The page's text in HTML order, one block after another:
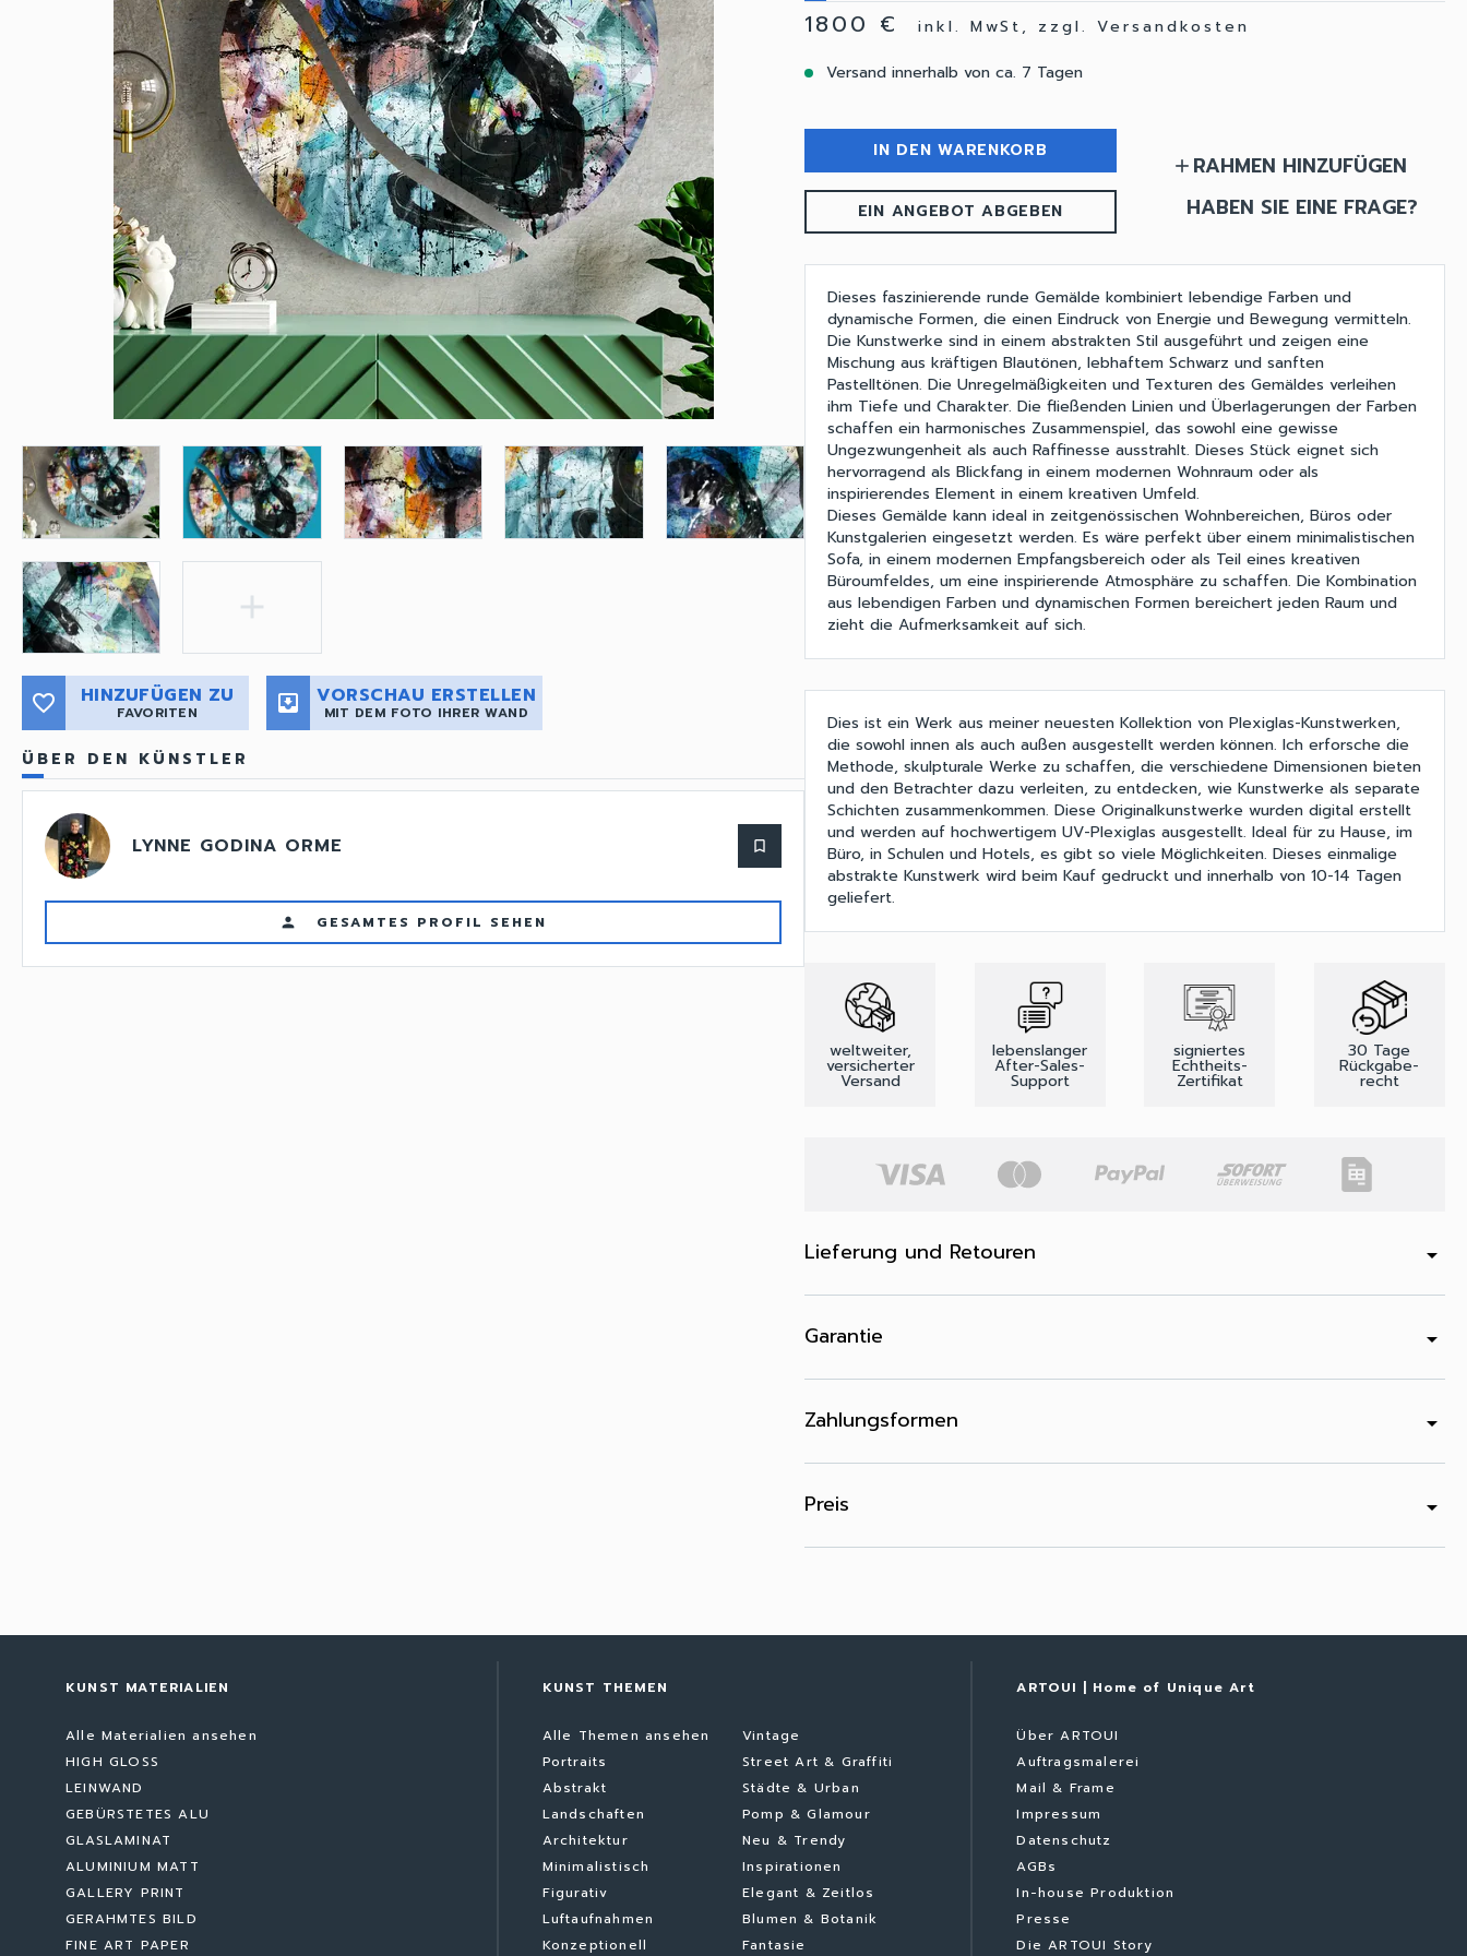
add
favorite_border HINZUFÜGEN ZU
FAVORITEN move_to_inbox VORSCHAU ERSTELLEN
MIT DEM FOTO IHRER WAND
ÜBER DEN KÜNSTLER
LYNNE GODINA ORME bookmark_border
person GESAMTES PROFIL SEHEN
1800 €
inkl. MwSt, zzgl. Versandkosten
Versand innerhalb von ca. 7 Tagen
IN DEN WARENKORB
EIN ANGEBOT ABGEBEN
add RAHMEN HINZUFÜGEN
HABEN SIE EINE FRAGE?
Dieses faszinierende runde Gemälde kombiniert lebendige Farben und
dynamische Formen, die einen Eindruck von Energie und Bewegung vermitteln.
Die Kunstwerke sind in einem abstrakten Stil ausgeführt und zeigen eine
Mischung aus kräftigen Blautönen, lebhaftem Schwarz und sanften
Pastelltönen. Die Unregelmäßigkeiten und Texturen des Gemäldes verleihen
ihm Tiefe und Charakter. Die fließenden Linien und Überlagerungen der Farben
schaffen ein harmonisches Zusammenspiel, das sowohl eine gewisse
Ungezwungenheit als auch Raffinesse ausstrahlt. Dieses Stück eignet sich
hervorragend als Blickfang in einem modernen Wohnraum oder als
inspirierendes Element in einem kreativen Umfeld.
Dieses Gemälde kann ideal in zeitgenössischen Wohnbereichen, Büros oder
Kunstgalerien eingesetzt werden. Es wäre perfekt über einem minimalistischen
Sofa, in einem modernen Empfangsbereich oder als Teil eines kreativen
Büroumfeldes, um eine inspirierende Atmosphäre zu schaffen. Die Kombination
aus lebendigen Farben und dynamischen Formen bereichert jeden Raum und
zieht die Aufmerksamkeit auf sich.
Dies ist ein Werk aus meiner neuesten Kollektion von Plexiglas-Kunstwerken,
die sowohl innen als auch außen ausgestellt werden können. Ich erforsche die
Methode, skulpturale Werke zu schaffen, die verschiedene Dimensionen bieten
und den Betrachter dazu verleiten, zu entdecken, wie Kunstwerke als separate
Schichten zusammenkommen. Diese Originalkunstwerke wurden digital erstellt
und werden auf hochwertigem UV-Plexiglas ausgestellt. Ideal für zu Hause, im
Büro, in Schulen und Hotels, es gibt so viele Möglichkeiten. Dieses einmalige
abstrakte Kunstwerk wird beim Kauf gedruckt und innerhalb von 10-14 Tagen
geliefert.
weltweiter,
versicherter
Versand
lebenslanger
After-Sales-
Support
signiertes
Echtheits-
Zertifikat
30 Tage
Rückgabe-
recht
Lieferung und Retouren arrow_drop_down
Garantie arrow_drop_down
Zahlungsformen arrow_drop_down
Preis arrow_drop_down
KUNST MATERIALIEN
Alle Materialien ansehen
HIGH GLOSS
LEINWAND
GEBÜRSTETES ALU
GLASLAMINAT
ALUMINIUM MATT
GALLERY PRINT
GERAHMTES BILD
FINE ART PAPER
KUNST THEMEN
Alle Themen ansehen
Portraits
Abstrakt
Landschaften
Architektur
Minimalistisch
Figurativ
Luftaufnahmen
Konzeptionell
Vintage
Street Art & Graffiti
Städte & Urban
Pomp & Glamour
Neu & Trendy
Inspirationen
Elegant & Zeitlos
Blumen & Botanik
Fantasie
ARTOUI | Home of Unique Art
Über ARTOUI
Auftragsmalerei
Mail & Frame
Impressum
Datenschutz
AGBs
In-house Produktion
Presse
Die ARTOUI Story